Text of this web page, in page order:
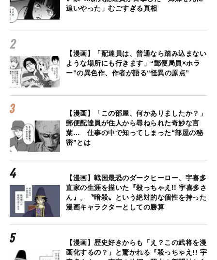
追いやった」むごすぎる真相
【漫画】「配達員は、普通なら踏み込まない
ような場所にも行きます」“郵便局員×ホラ
ー”の異色作、作者が語る“怪異の原点”
【漫画】「この部屋、何かありましたか？」
郵便配達員が住人から尋ねられた奇妙な言
葉… 仕事の中で知ってしまった“部屋の秘
密”とは
【漫画】戦国最恐のダークヒーロー、宇喜多
直家の生涯を描いた『殺っちゃえ!! 宇喜多さ
ん』。〝暗殺〟という絶対的な個性を持った
漫画キャラクターとしての勝算
【漫画】歴史好きからも「え？この武将を漫
画化するの？」と驚かれる『殺っちゃえ!! 宇